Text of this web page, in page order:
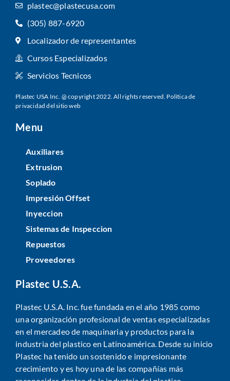
plastec@plastecusa.com
(305) 887-6920
Localizador de representantes
Cursos Especializados
Servicios Tecnicos
Plastec USA Inc. @ copyright 2022. All rights reserved. Política de
privacidad del sitio web
Menu
Auxiliares
Extrusion
Soplado
Impresión Offset
Inyeccion
Sistemas de Inspeccion
Repuestos
Proveedores
Plastec U.S.A.
Plastec U.S.A. Inc. fue fundada en el año 1985 como
una organización profesional de ventas especializadas
en el mercadeo de maquinaria y productos para la
industria del plastico en Latinoamérica. Desde su inicio
Plastec ha tenido un sostenido e impresionante
crecimiento y es hoy una de las compañías más